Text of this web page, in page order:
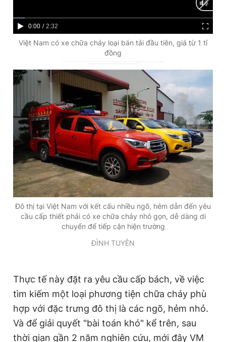
Tổng thư ký tòa soạn: Đức Trung
Giấy phép xuất bản số 110/GP - BTTTT cấp ngày 24.3.2020
© 2003-2026 Bản quyền thuộc về Báo Thanh Niên. Cấm sao
chép dưới mọi hình thức nếu không có sự chấp thuận bằng văn
C
u
r
n
t
T
i
m
e
0:00 / D
u
a
i
o
n
2:32
Việt Nam có xe chữa cháy loại bán tải đầu tiên, giá từ 1 tỉ
đồng
Đô thị tại Việt Nam với kết cấu nhiều ngõ, hẻm dẫn đến yêu
cầu cấp thiết phải có xe chữa cháy nhỏ gọn, dễ dàng di
chuyển để tiếp cận hiện trường
ĐÌNH TUYÊN
Thực tế này đặt ra yêu cầu cấp bách, về việc
tìm kiếm một loại phương tiện chữa cháy phù
hợp với đặc trưng đô thị là các ngõ, hẻm nhỏ.
Và để giải quyết "bài toán khó" kể trên, sau
thời gian gần 2 năm nghiên cứu, mới đây VM